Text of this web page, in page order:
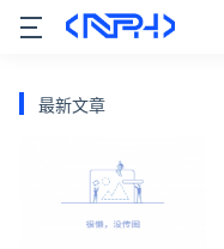
最新文章